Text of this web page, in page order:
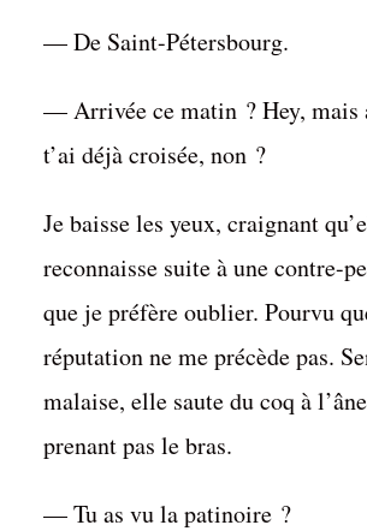
— De Saint-Pétersbourg.
— Arrivée ce matin ? Hey, mais
t’ai déjà croisée, non ?
Je baisse les yeux, craignant
reconnaisse suite à une contre-
que je préfère oublier. Pourvu
réputation ne me précède pas.
malaise, elle saute du coq à
prenant pas le bras.
— Tu as vu la patinoire ?